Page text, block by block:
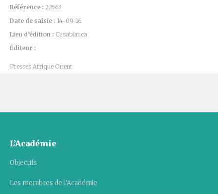
Référence : 22563
Date de saisie : 14-09-16
Lieu d’édition : Casablanca
Éditeur :
Presses Afrique Orient
L’Académie
Objectifs
Les membres de l’Académie